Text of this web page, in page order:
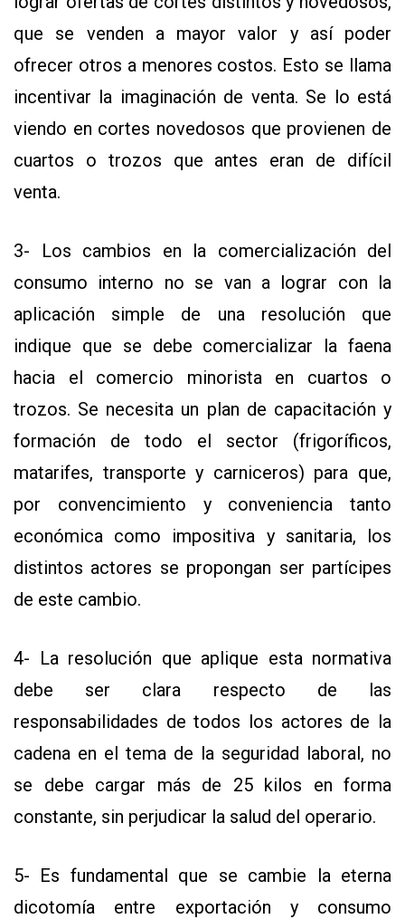
que se venden a mayor valor y así poder
ofrecer otros a menores costos. Esto se llama
incentivar la imaginación de venta. Se lo está
viendo en cortes novedosos que provienen de
cuartos o trozos que antes eran de difícil
venta.
3- Los cambios en la comercialización del
consumo interno no se van a lograr con la
aplicación simple de una resolución que
indique que se debe comercializar la faena
hacia el comercio minorista en cuartos o
trozos. Se necesita un plan de capacitación y
formación de todo el sector (frigoríficos,
matarifes, transporte y carniceros) para que,
por convencimiento y conveniencia tanto
económica como impositiva y sanitaria, los
distintos actores se propongan ser partícipes
de este cambio.
4- La resolución que aplique esta normativa
debe ser clara respecto de las
responsabilidades de todos los actores de la
cadena en el tema de la seguridad laboral, no
se debe cargar más de 25 kilos en forma
constante, sin perjudicar la salud del operario.
5- Es fundamental que se cambie la eterna
dicotomía entre exportación y consumo